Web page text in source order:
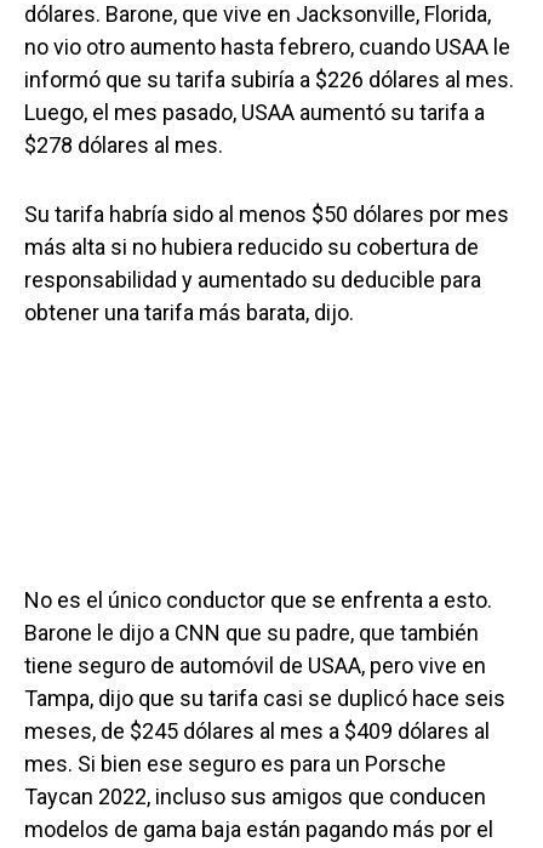
dólares. Barone, que vive en Jacksonville, Florida,
no vio otro aumento hasta febrero, cuando USAA le
informó que su tarifa subiría a $226 dólares al mes.
Luego, el mes pasado, USAA aumentó su tarifa a
$278 dólares al mes.
Su tarifa habría sido al menos $50 dólares por mes
más alta si no hubiera reducido su cobertura de
responsabilidad y aumentado su deducible para
obtener una tarifa más barata, dijo.
No es el único conductor que se enfrenta a esto.
Barone le dijo a CNN que su padre, que también
tiene seguro de automóvil de USAA, pero vive en
Tampa, dijo que su tarifa casi se duplicó hace seis
meses, de $245 dólares al mes a $409 dólares al
mes. Si bien ese seguro es para un Porsche
Taycan 2022, incluso sus amigos que conducen
modelos de gama baja están pagando más por el